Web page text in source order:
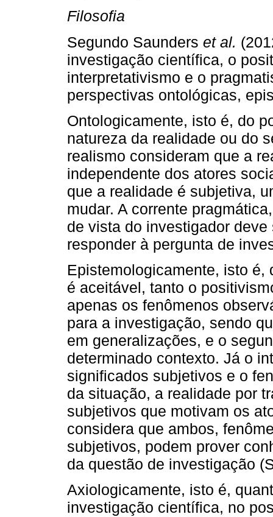
Filosofia
Segundo Saunders et al.
investigação científica, o
interpretativismo e o
perspectivas ontológicas,
Ontologicamente, isto é, do
natureza da realidade ou do
realismo consideram que a
independente dos atores
que a realidade é subjetiva,
mudar. A corrente
de vista do investigador
responder à pergunta de
Epistemologicamente, isto é,
é aceitável, tanto o
apenas os fenômenos
para a investigação, sendo
em generalizações, e o
determinado contexto. Já o
significados subjetivos e o
da situação, a realidade por
subjetivos que motivam os
considera que ambos,
subjetivos, podem prover
da questão de investigação
Axiologicamente, isto é,
investigação científica, no